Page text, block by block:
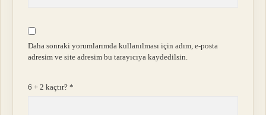
Daha sonraki yorumlarımda kullanılması için adım, e-posta
adresim ve site adresim bu tarayıcıya kaydedilsin.
6 + 2 kaçtır?*